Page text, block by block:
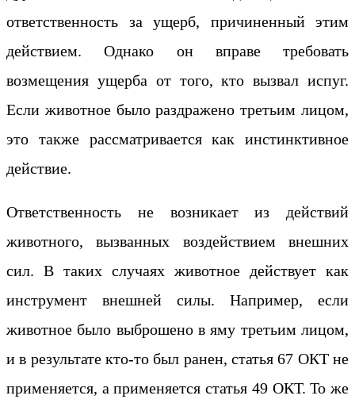
ответственность за ущерб, причиненный этим
действием. Однако он вправе требовать
возмещения ущерба от того, кто вызвал испуг.
Если животное было раздражено третьим лицом,
это также рассматривается как инстинктивное
действие.
Ответственность не возникает из действий
животного, вызванных воздействием внешних
сил. В таких случаях животное действует как
инструмент внешней силы. Например, если
животное было выброшено в яму третьим лицом,
и в результате кто-то был ранен, статья 67 ОКТ не
применяется, а применяется статья 49 ОКТ. То же